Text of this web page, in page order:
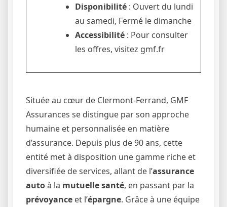
Disponibilité : Ouvert du lundi
au samedi, Fermé le dimanche
Accessibilité : Pour consulter
les offres, visitez gmf.fr
Située au cœur de Clermont-Ferrand, GMF
Assurances se distingue par son approche
humaine et personnalisée en matière
d’assurance. Depuis plus de 90 ans, cette
entité met à disposition une gamme riche et
diversifiée de services, allant de l’assurance
autoà la mutuelle santé, en passant par la
prévoyance et l’épargne. Grâce à une équipe